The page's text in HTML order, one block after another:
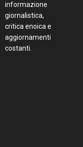
informazione
giornalistica,
critica enoica e
aggiornamenti
costanti.